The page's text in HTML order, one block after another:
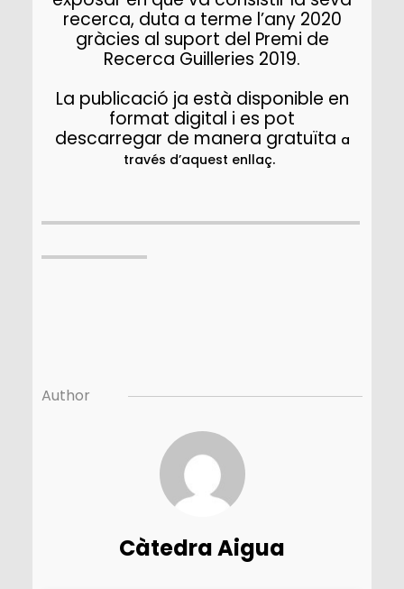
recerca, duta a terme l’any 2020
gràcies al suport del Premi de
Recerca Guilleries 2019.
La publicació ja està disponible en
format digital i es pot
descarregar de manera gratuïta a
través d’aquest enllaç.
Author
Càtedra Aigua